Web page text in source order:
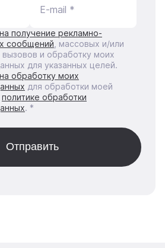
E-mail *
получение рекламно-
сообщений , массовых и/или
вызовов и обработку моих
для указанных целей.
обработку моих
для обработки моей
политике обработки
. *